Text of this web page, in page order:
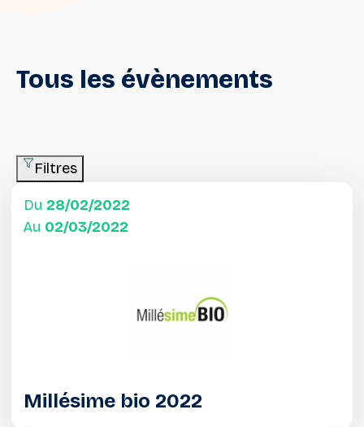
Tous les évènements
Filtres
Du 28/02/2022
Au 02/03/2022
Millésime bio 2022